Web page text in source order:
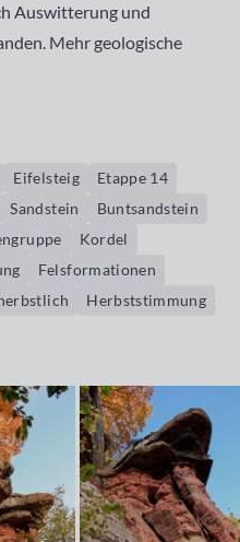
Auswitterung und
Mehr geologische
Eifelsteig
Etappe 14
Sandstein
Buntsandstein
Kordel
Felsformationen
Herbststimmung